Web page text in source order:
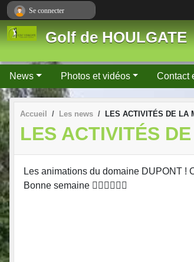
Golf de HOULGATE
News Photos et vidéos Contact
Accueil Les news LES ACTIVITÉS DE LA
LES ACTIVITÉS
Les animations du domaine DUPONT !
Bonne semaine 🏌🏾‍♂️🏌🏽‍♀️
Se connecter
Panneau de gestion des cookies